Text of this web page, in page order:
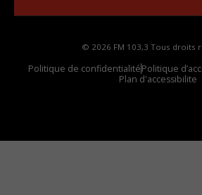
© 2026 FM 103,3 Tous droits
Politique de confidentialitéPolitique
Plan d'accessibilite